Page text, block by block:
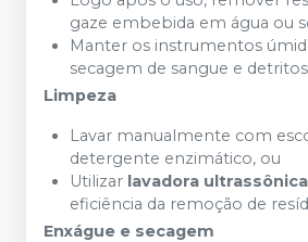
gaze embebida em água ou
Manter os instrumentos
secagem de sangue e
Limpeza
Lavar manualmente com
detergente enzimático, ou
Utilizar lavadora ultrassônica
eficiência da remoção de
Enxágue e secagem